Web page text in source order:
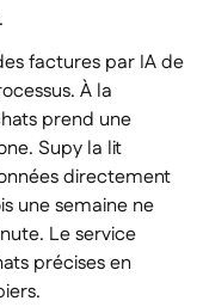
factures par IA de
À la
prend une
Supy la lit
directement
une semaine ne
Le service
précises en